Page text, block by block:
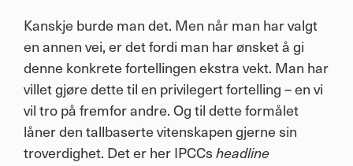
Kanskje burde man det. Men når man har valgt
en annen vei, er det fordi man har ønsket å gi
denne konkrete fortellingen ekstra vekt. Man har
villet gjøre dette til en privilegert fortelling – en vi
vil tro på fremfor andre. Og til dette formålet
låner den tallbaserte vitenskapen gjerne sin
troverdighet. Det er her IPCCs headline